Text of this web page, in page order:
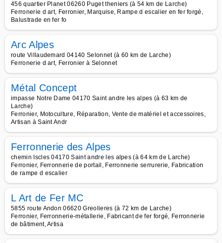
456 quartier Planet 06260 Puget theniers (à 54 km de Larche)
Ferronerie d art, Ferronier, Marquise, Rampe d escalier en fer forgé,
Balustrade en fer fo
Arc Alpes
route Villaudemard 04140 Selonnet (à 60 km de Larche)
Ferronerie d art, Ferronier à Selonnet
Métal Concept
impasse Notre Dame 04170 Saint andre les alpes (à 63 km de
Larche)
Ferronier, Motoculture, Réparation, Vente de matériel et accessoires,
Artisan à Saint Andr
Ferronnerie des Alpes
chemin Iscles 04170 Saint andre les alpes (à 64 km de Larche)
Ferronier, Ferronnerie de portail, Ferronnerie serrurerie, Fabrication
de rampe d escalier
L Art de Fer MC
5855 route Andon 06620 Greolieres (à 72 km de Larche)
Ferronier, Ferronnerie-métallerie, Fabricant de fer forgé, Ferronnerie
de bâtiment, Artisa